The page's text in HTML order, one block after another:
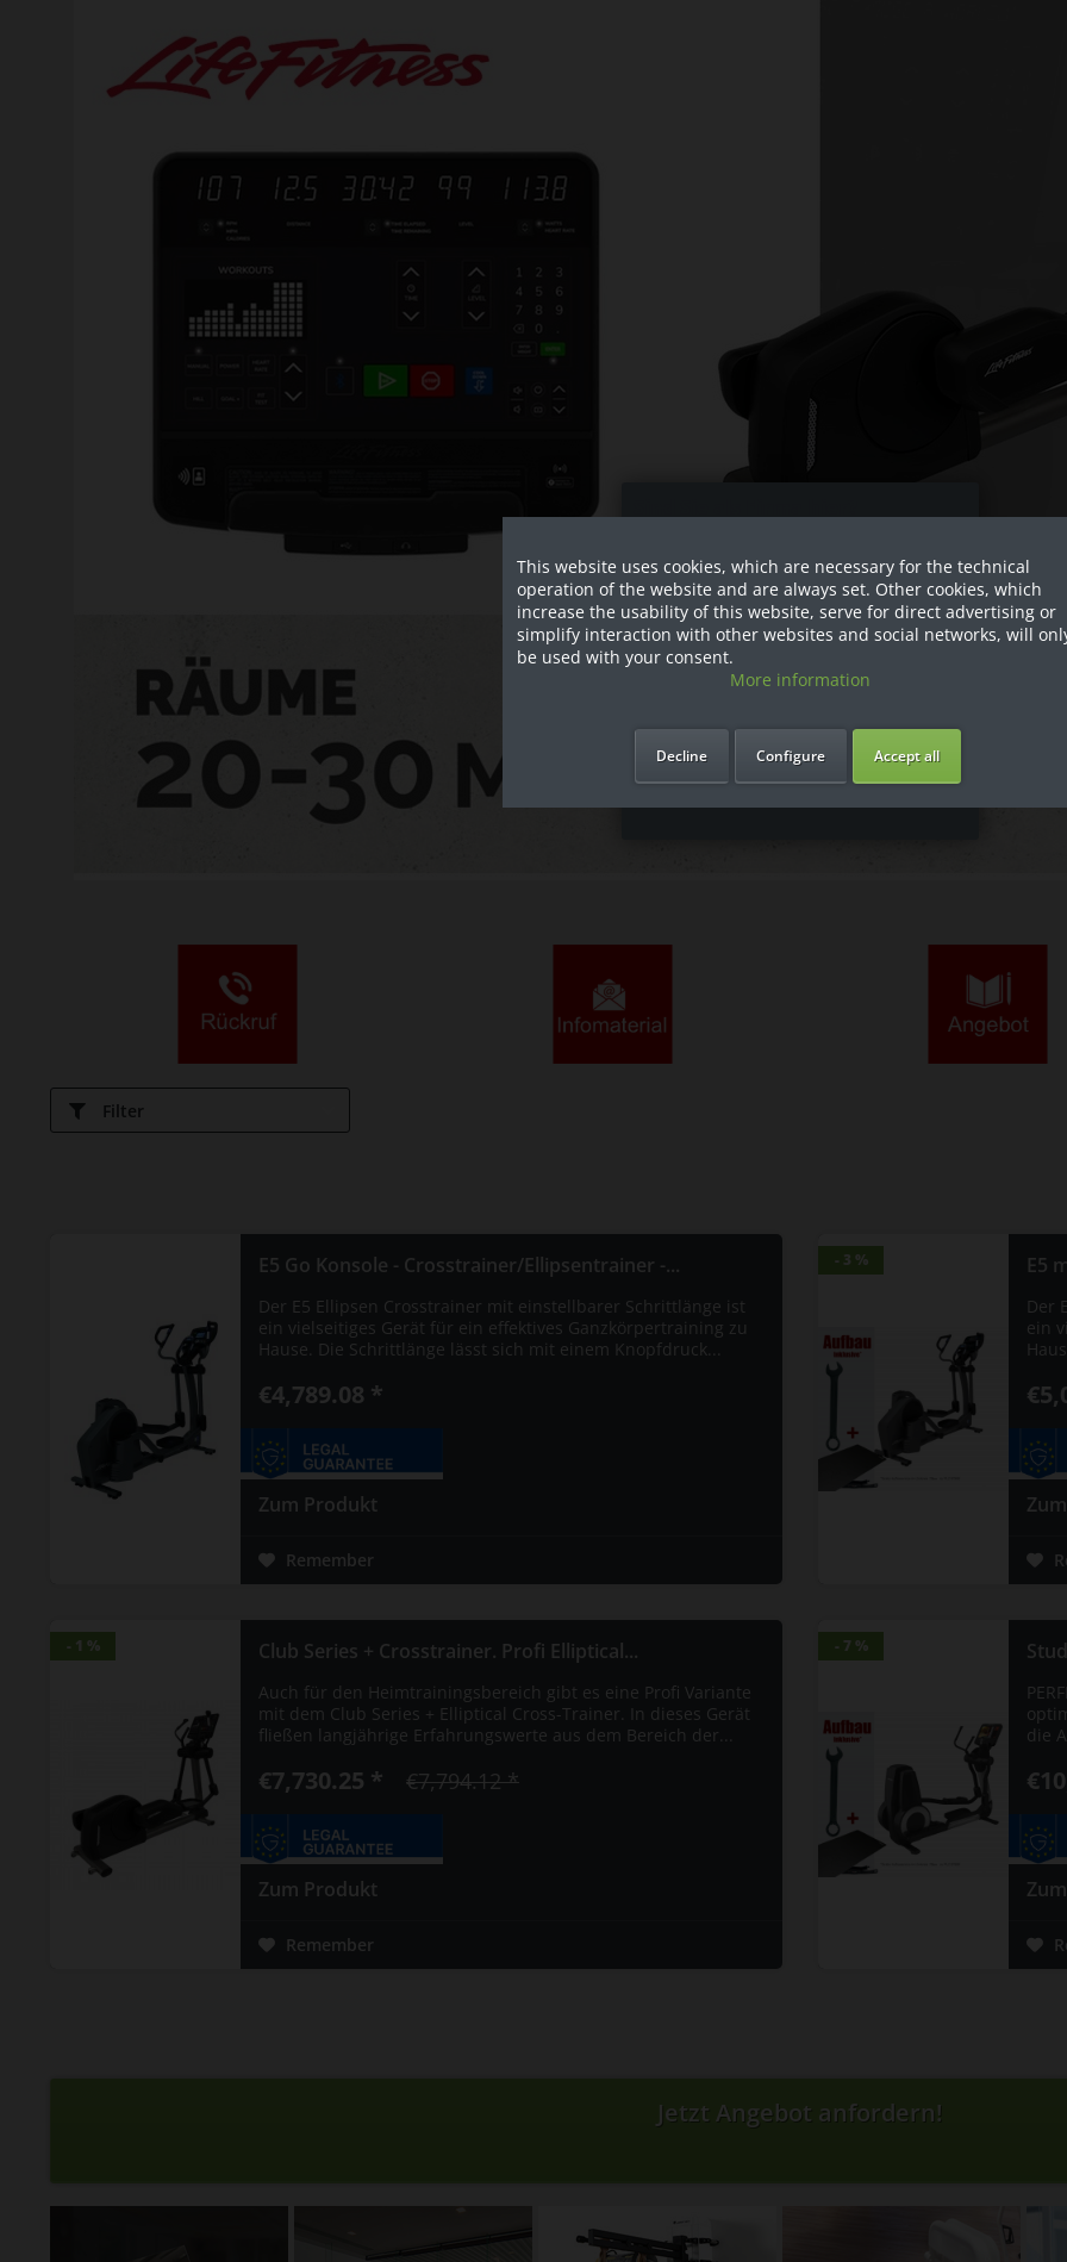
Filter
E5 Go Konsole - Crosstrainer/Ellipsentrainer -...
Der E5 Ellipsen Crosstrainer mit einstellbarer Schrittlänge ist
ein vielseitiges Gerät für ein effektives Ganzkörpertraining zu
Hause. Die Schrittlänge lässt sich mit einem Knopfdruck...
€4,789.08 *
Remember
Zum Produkt
- 3 %
- 3 % E5
Der
ein
- 1 %
- 1 % Club Series + Crosstrainer. Profi Elliptical...
Auch für den Heimtrainingsbereich gibt es eine Profi Variante
mit dem Club Series + Elliptical Cross-Trainer. In dieses Gerät
fließen langjährige Erfahrungswerte aus dem Bereich der...
€7,730.25 * €7,794.12 *
Remember
Zum Produkt
- 7 %
- 7 %
die
Jetzt Angebot anfordern!
This website uses cookies, which are necessary for the technical
operation of the website and are always set. Other cookies, which
increase the usability of this website, serve for direct advertising or
simplify interaction with other websites and social networks, will
be used with your consent.
More information
Decline Accept all
Configure
Dies ist ein Händler Shop, Preise
werden in NETTO ausgespielt!
Ja ich bin eine Firma